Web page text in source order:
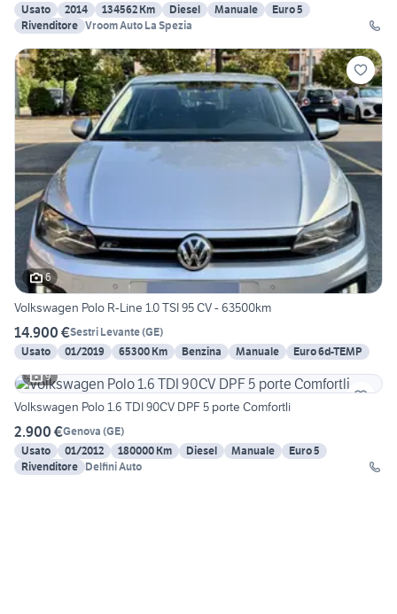
Usato
2014 134562 Km Diesel Manuale
Euro 5
Rivenditore Vroom Auto La Spezia
6
Volkswagen Polo R-Line 1.0 TSI 95 CV - 63500km
14.900 €Sestri Levante(GE)
Usato
01/2019 65300 Km Benzina Manuale
Euro 6d-TEMP
9
Volkswagen Polo 1.6 TDI 90CV DPF 5 porte Comfortli
2.900 €Genova (GE)
Usato
01/2012 180000 Km Diesel Manuale
Euro 5
Rivenditore Delfini Auto